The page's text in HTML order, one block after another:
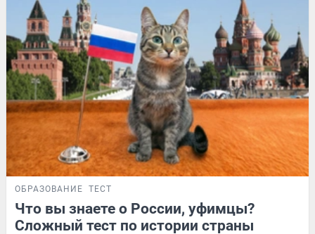
ОБРАЗОВАНИЕ ТЕСТ
Что вы знаете о России, уфимцы?
Сложный тест по истории страны